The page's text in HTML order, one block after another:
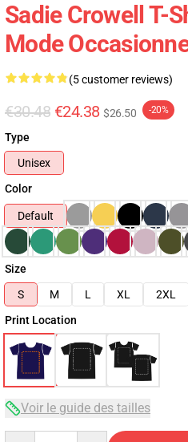
Sadie Crowell T-
Mode
(5 customer reviews)
€30.48 €24.38 $26.50 -20%
Type
Unisex
Color
Default
Size
S
M L XL 2XL
Print Location
Voir le guide des tailles